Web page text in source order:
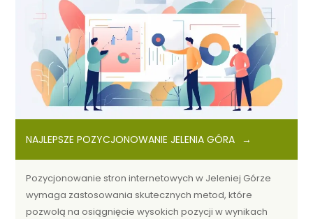
NAJLEPSZE POZYCJONOWANIE JELENIA GÓRA
Pozycjonowanie stron internetowych w Jeleniej Górze
wymaga zastosowania skutecznych metod, które
pozwolą na osiągnięcie wysokich pozycji w wynikach